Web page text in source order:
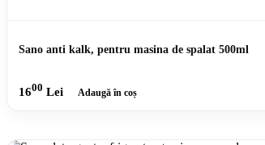
Sano anti kalk, pentru masina de spalat 500ml
1600 Lei Adaugă în coș